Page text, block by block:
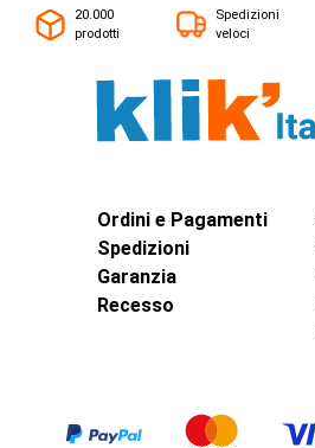
20.000
prodotti
Spedizioni
veloci
Ordini e Pagamenti
Spedizioni
Garanzia
Recesso